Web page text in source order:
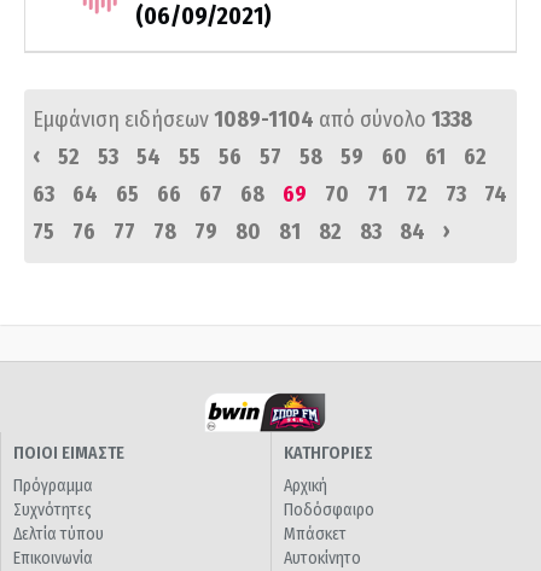
(06/09/2021)
Εμφάνιση ειδήσεων1089-1104 από σύνολο 1338
‹
52 53 54 55 56 57 58 59 60 61
62
63
64 65 66 67 68 69 70 71 72 73
74
75
76 77 78 79 80 81 82 83 84 ›
ΠΟΙΟΙ ΕΙΜΑΣΤΕ
Πρόγραμμα
Συχνότητες
Δελτία τύπου
Επικοινωνία
ΚΑΤΗΓΟΡΙΕΣ
Αρχική
Ποδόσφαιρο
Μπάσκετ
Αυτοκίνητο